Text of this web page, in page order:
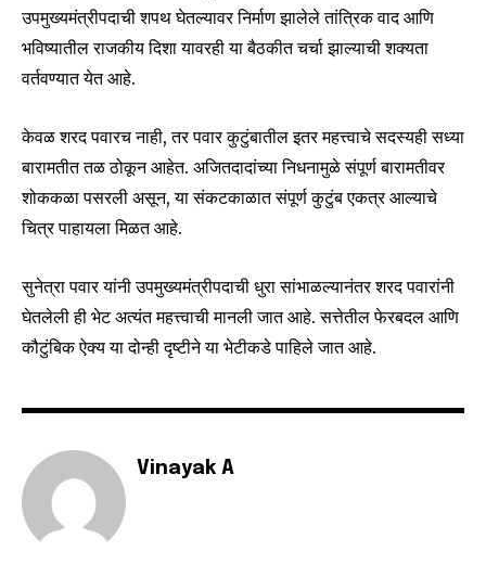
Join our community of
SUBSCRIBERS and be part of the
conversation.
To subscribe, simply enter your email address on our website
or click the subscribe button below. Don't worry, we respect
your privacy and won't spam your inbox. Your information is
safe with us.
SUBSCRIBE
6,300
Fans
उपमुख्यमंत्रीपदाची शपथ घेतल्यावर निर्माण झालेले तांत्रिक वाद आणि
भविष्यातील राजकीय दिशा यावरही या बैठकीत चर्चा झाल्याची शक्यता
वर्तवण्यात येत आहे.
केवळ शरद पवारच नाही, तर पवार कुटुंबातील इतर महत्त्वाचे सदस्यही सध्या
बारामतीत तळ ठोकून आहेत. अजितदादांच्या निधनामुळे संपूर्ण बारामतीवर
शोककळा पसरली असून, या संकटकाळात संपूर्ण कुटुंब एकत्र आल्याचे
चित्र पाहायला मिळत आहे.
सुनेत्रा पवार यांनी उपमुख्यमंत्रीपदाची धुरा सांभाळल्यानंतर शरद पवारांनी
घेतलेली ही भेट अत्यंत महत्त्वाची मानली जात आहे. सत्तेतील फेरबदल आणि
कौटुंबिक ऐक्य या दोन्ही दृष्टीने या भेटीकडे पाहिले जात आहे.
Vinayak A